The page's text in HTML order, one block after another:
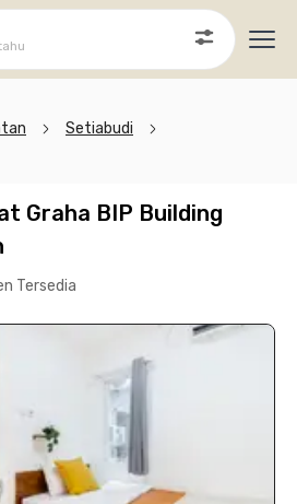
Setiabudi
Graha BIP Building
Tersedia